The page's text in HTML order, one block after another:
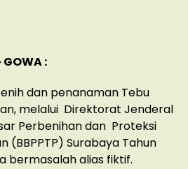
:
dan penanaman Tebu
melalui Direktorat Jenderal
Perbenihan dan Proteksi
(BBPPTP) Surabaya Tahun
bermasalah alias fiktif.